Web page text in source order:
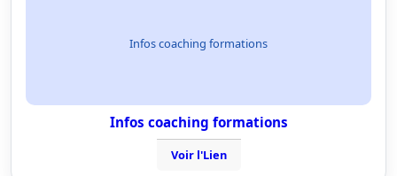
Infos coaching formations
Infos coaching formations
Voir l'Lien